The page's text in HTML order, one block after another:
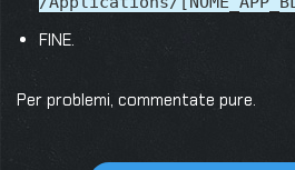
FINE.
Per problemi, commentate pure.